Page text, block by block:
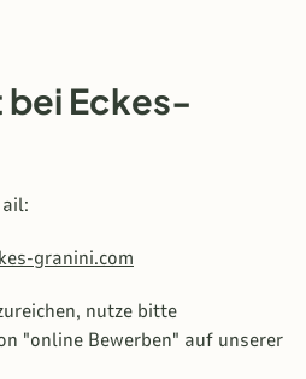
bei Eckes-
granini.com
nutze bitte
"online Bewerben" auf unserer